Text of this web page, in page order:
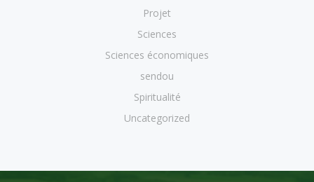
Projet
Sciences
Sciences économiques
sendou
Spiritualité
Uncategorized